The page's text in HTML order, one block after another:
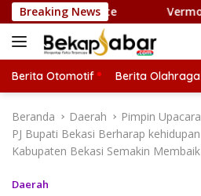
a
g
u
Breaking News
inteligente
Berita Otomotif Berita Olahraga
Beranda Daerah
Pimpin
PJ Bupati Bekasi Berharap
Kabupaten Bekasi Semakin Membaik
Daerah